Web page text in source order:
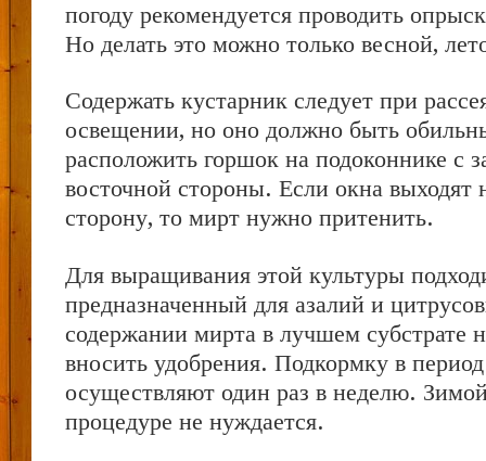
погоду рекомендуется проводить
Но делать это можно только весной,
Содержать кустарник следует при
освещении, но оно должно быть
расположить горшок на подоконнике с
восточной стороны. Если окна
сторону, то мирт нужно притенить.
Для выращивания этой культуры
предназначенный для азалий и
содержании мирта в лучшем субстрате
вносить удобрения. Подкормку в
осуществляют один раз в неделю.
процедуре не нуждается.